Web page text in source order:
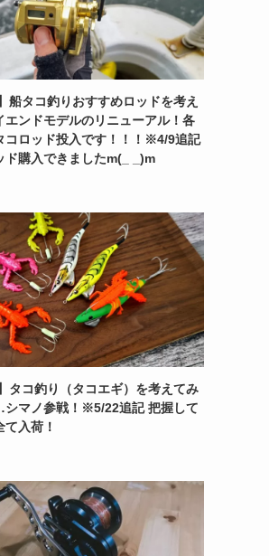
船タコ釣りおすすめロッドを考え
エンドモデルのリニューアル！各
コロッド投入です！！！※4/9追記
ド購入できましたm(_ _)m
タコ釣り（タコエギ）を考えてみ
マノ参戦！※5/22追記 把握して
入荷！